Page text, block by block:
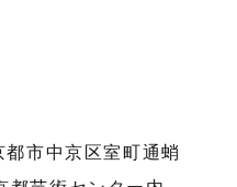
市中京区室町通蛸